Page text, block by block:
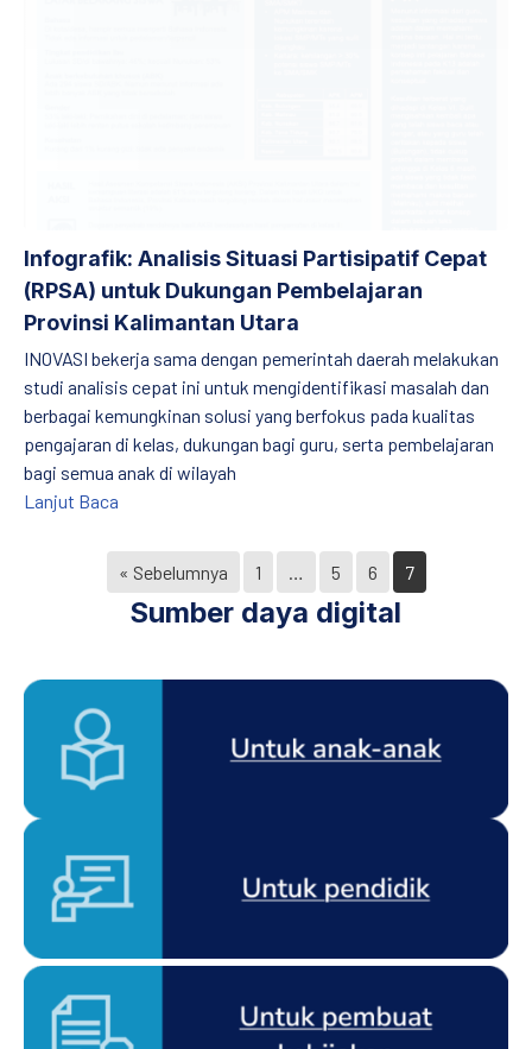
Infografik: Analisis Situasi Partisipatif Cepat
(RPSA) untuk Dukungan Pembelajaran
Provinsi Kalimantan Utara
INOVASI bekerja sama dengan pemerintah daerah melakukan
studi analisis cepat ini untuk mengidentifikasi masalah dan
berbagai kemungkinan solusi yang berfokus pada kualitas
pengajaran di kelas, dukungan bagi guru, serta pembelajaran
bagi semua anak di wilayah
Lanjut Baca
« Sebelumnya 1 … 5 6 7
Sumber daya digital
PREVIOUS